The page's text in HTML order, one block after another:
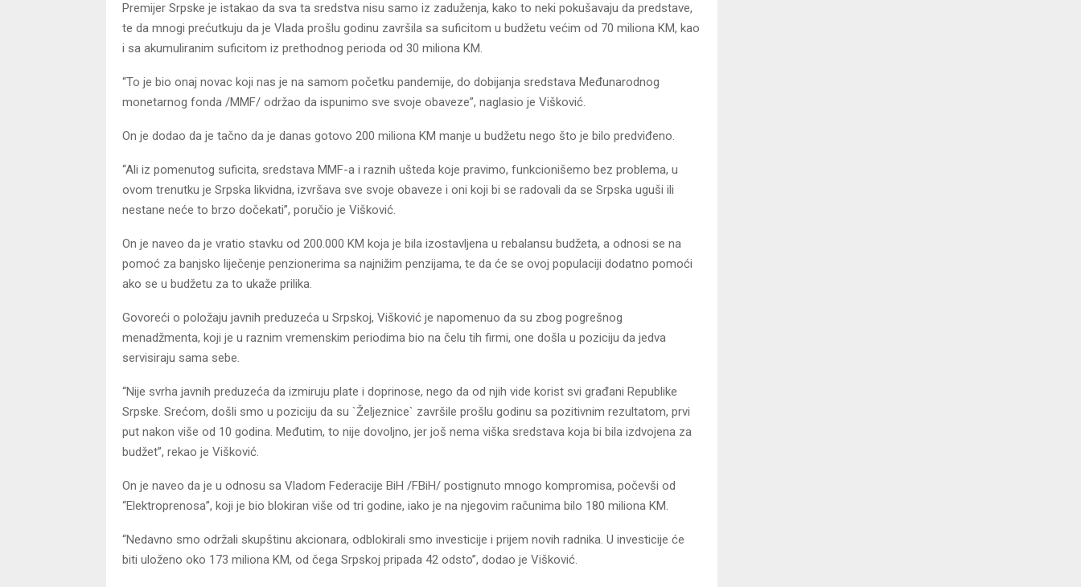
Premijer Srpske je istakao da sva ta sredstva nisu samo iz zaduženja, kako to neki pokušavaju da predstave,
te da mnogi prećutkuju da je Vlada prošlu godinu završila sa suficitom u budžetu većim od 70 miliona KM, kao
i sa akumuliranim suficitom iz prethodnog perioda od 30 miliona KM.
“To je bio onaj novac koji nas je na samom početku pandemije, do dobijanja sredstava Međunarodnog
monetarnog fonda /MMF/ održao da ispunimo sve svoje obaveze”, naglasio je Višković.
On je dodao da je tačno da je danas gotovo 200 miliona KM manje u budžetu nego što je bilo predviđeno.
“Ali iz pomenutog suficita, sredstava MMF-a i raznih ušteda koje pravimo, funkcionišemo bez problema, u
ovom trenutku je Srpska likvidna, izvršava sve svoje obaveze i oni koji bi se radovali da se Srpska uguši ili
nestane neće to brzo dočekati”, poručio je Višković.
On je naveo da je vratio stavku od 200.000 KM koja je bila izostavljena u rebalansu budžeta, a odnosi se na
pomoć za banjsko liječenje penzionerima sa najnižim penzijama, te da će se ovoj populaciji dodatno pomoći
ako se u budžetu za to ukaže prilika.
Govoreći o položaju javnih preduzeća u Srpskoj, Višković je napomenuo da su zbog pogrešnog
menadžmenta, koji je u raznim vremenskim periodima bio na čelu tih firmi, one došla u poziciju da jedva
servisiraju sama sebe.
“Nije svrha javnih preduzeća da izmiruju plate i doprinose, nego da od njih vide korist svi građani Republike
Srpske. Srećom, došli smo u poziciju da su `Željeznice` završile prošlu godinu sa pozitivnim rezultatom, prvi
put nakon više od 10 godina. Međutim, to nije dovoljno, jer još nema viška sredstava koja bi bila izdvojena za
budžet”, rekao je Višković.
On je naveo da je u odnosu sa Vladom Federacije BiH /FBiH/ postignuto mnogo kompromisa, počevši od
“Elektroprenosa”, koji je bio blokiran više od tri godine, iako je na njegovim računima bilo 180 miliona KM.
“Nedavno smo održali skupštinu akcionara, odblokirali smo investicije i prijem novih radnika. U investicije će
biti uloženo oko 173 miliona KM, od čega Srpskoj pripada 42 odsto”, dodao je Višković.